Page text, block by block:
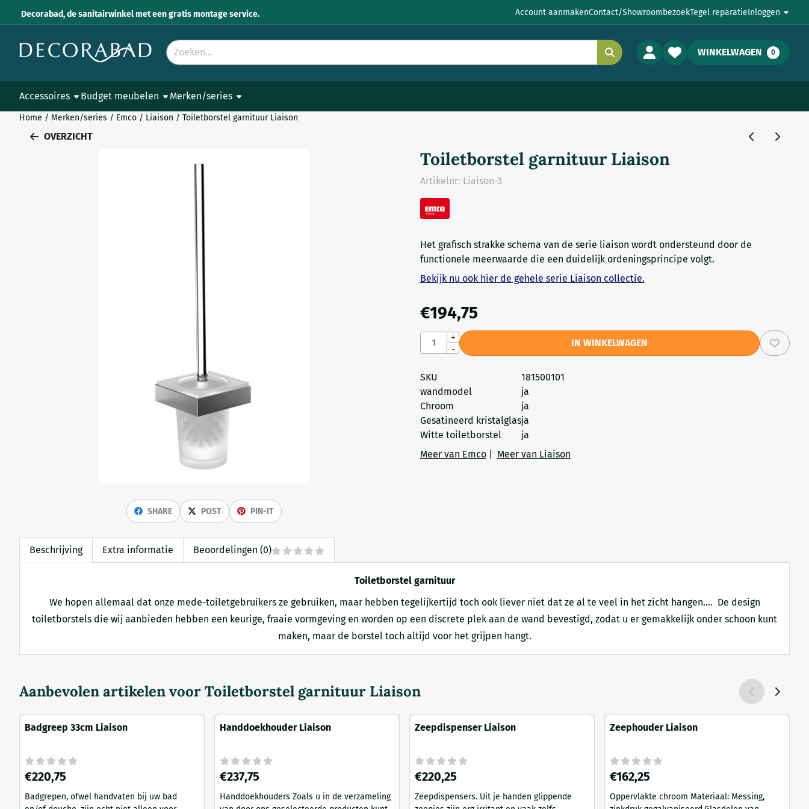
Decorabad, de sanitairwinkel met een gratis montage service. Account aanmakenContact/ShowroombezoekTegel reparatieInloggen
Zoeken
WINKELWAGEN 0
Accessoires Budget meubelen Merken/series
Home / Merken/series / Emco / Liaison / Toiletborstel garnituur Liaison
OVERZICHT
SHARE POST PIN-IT
Toiletborstel garnituur Liaison
Artikelnr: Liaison-3
Het grafisch strakke schema van de serie liaison wordt ondersteund door de
functionele meerwaarde die een duidelijk ordeningsprincipe volgt.
Bekijk nu ook hier de gehele serie Liaison collectie.
€194,75
Aantal
+
-
IN WINKELWAGEN
SKU
181500101
wandmodel
ja
Chroom
ja
Gesatineerd kristalglasja
Witte toiletborstel
ja
Meer van Emco| Meer van Liaison
Beschrijving Extra informatie Beoordelingen (0)
Toiletborstel garnituur
We hopen allemaal dat onze mede-toiletgebruikers ze gebruiken, maar hebben tegelijkertijd toch ook liever niet dat ze al te veel in het zicht hangen…. De design
toiletborstels die wij aanbieden hebben een keurige, fraaie vormgeving en worden op een discrete plek aan de wand bevestigd, zodat u er gemakkelijk onder schoon kunt
maken, maar de borstel toch altijd voor het grijpen hangt.
Aanbevolen artikelen voorToiletborstel garnituur Liaison
Badgreep 33cm Liaison
Prijs: 220,75
€220,75
Badgrepen, ofwel handvaten bij uw bad
Handdoekhouder Liaison
Prijs: 237,75
€237,75
Handdoekhouders Zoals u in de verzameling
Zeepdispenser Liaison
Prijs: 220,25
€220,25
Zeepdispensers. Uit je handen glippende
Zeephouder Liaison
Prijs: 162,25
€162,25
Oppervlakte chroom Materiaal: Messing,